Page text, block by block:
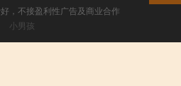
，不接盈利性广告及商业合作
小男孩